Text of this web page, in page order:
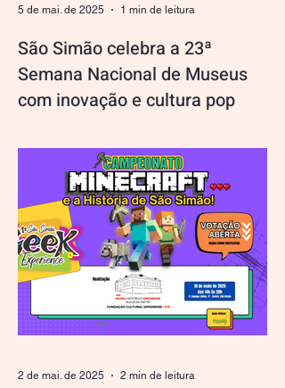
São Simão celebra a 23ª
Semana Nacional de Museus
com inovação e cultura pop
pronto para receber a 23ª Semana
Nacional de Museus, e neste ano o evento
promete ser uma...
5 de mai. de 2025 1 min de leitura
2 de mai. de 2025 2 min de leitura